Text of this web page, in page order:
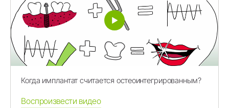
Когда имплантат считается остеоинтегрированным?
Воспроизвести видео